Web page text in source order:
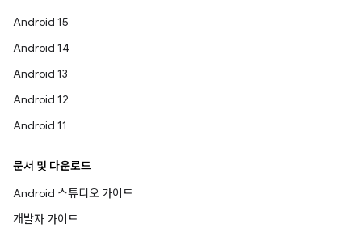
Android 15
Android 14
Android 13
Android 12
Android 11
문서 및 다운로드
Android 스튜디오 가이드
개발자 가이드